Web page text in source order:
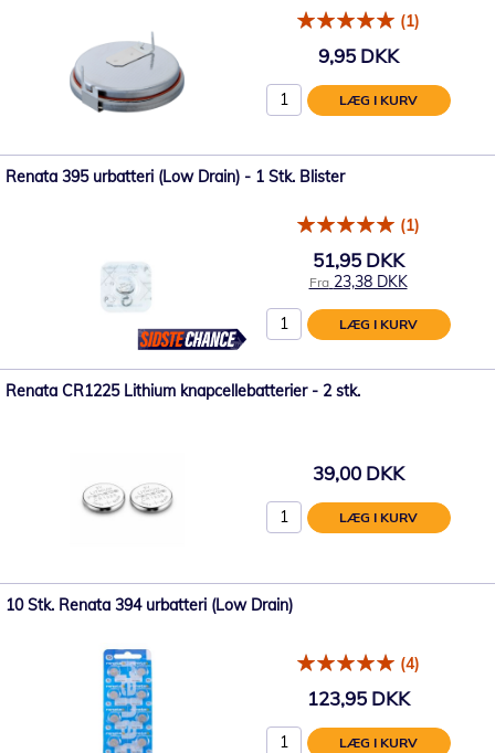
(1)
9,95 DKK
LÆG I KURV
Renata 395 urbatteri (Low Drain) - 1 Stk. Blister
(1)
51,95 DKK
Fra 23,38 DKK
LÆG I KURV
Renata CR1225 Lithium knapcellebatterier - 2 stk.
39,00 DKK
LÆG I KURV
10 Stk. Renata 394 urbatteri (Low Drain)
(4)
123,95 DKK
LÆG I KURV